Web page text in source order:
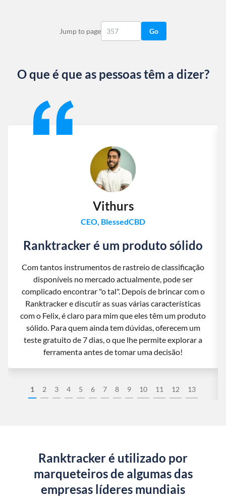
Jump to page Go
O que é que as pessoas têm a dizer?
1 2 3 4 5 6 7 8 9 10 11 12 13
Vithurs
CEO, BlessedCBD
Ranktracker é um produto sólido
Com tantos instrumentos de rastreio de classificação
disponíveis no mercado actualmente, pode ser
complicado encontrar "o tal". Depois de brincar com o
Ranktracker e discutir as suas várias características
com o Felix, é claro para mim que eles têm um produto
sólido. Para quem ainda tem dúvidas, oferecem um
teste gratuito de 7 dias, o que lhe permite explorar a
ferramenta antes de tomar uma decisão!
Ranktracker é utilizado por
marqueteiros de algumas das
empresas líderes mundiais